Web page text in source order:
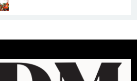
ব্যবস্থা নিবে সরকার : প্রধানমন্ত্রীর
বাংলাদেশে বিনিয়োগ ও দক্ষ শ্রমিক